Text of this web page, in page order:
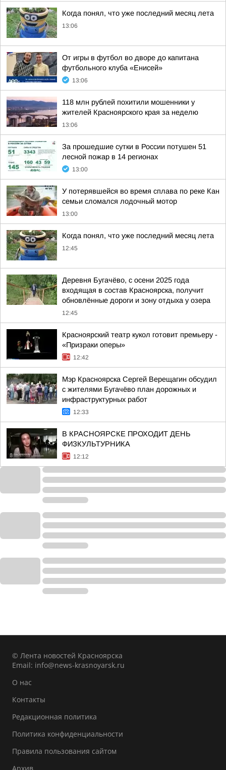
Когда понял, что уже последний месяц лета
13:06
От игры в футбол во дворе до капитана
футбольного клуба «Енисей»
13:06
118 млн рублей похитили мошенники у
жителей Красноярского края за неделю
13:06
За прошедшие сутки в России потушен 51
лесной пожар в 14 регионах
13:00
У потерявшейся во время сплава по реке Кан
семьи сломался лодочный мотор
13:00
Когда понял, что уже последний месяц лета
12:45
Деревня Бугачёво, с осени 2025 года
входящая в состав Красноярска, получит
обновлённые дороги и зону отдыха у озера
12:45
Красноярский театр кукол готовит премьеру -
«Призраки оперы»
12:42
Мэр Красноярска Сергей Верещагин обсудил
с жителями Бугачёво план дорожных и
инфраструктурных работ
12:33
В КРАСНОЯРСКЕ ПРОХОДИТ ДЕНЬ
ФИЗКУЛЬТУРНИКА
12:12
© Лента новостей Красноярска
Email: info@news-krasnoyarsk.ru
О нас
Контакты
Редакционная политика
Политика конфиденциальности
Правила пользования сайтом